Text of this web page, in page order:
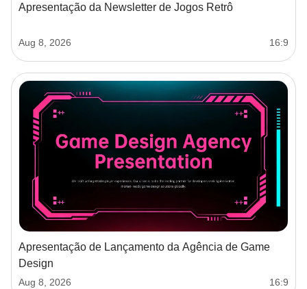
Apresentação da Newsletter de Jogos Retrô
Aug 8, 2026 16:9
Apresentação de Lançamento da Agência de Game
Design
Aug 8, 2026 16:9